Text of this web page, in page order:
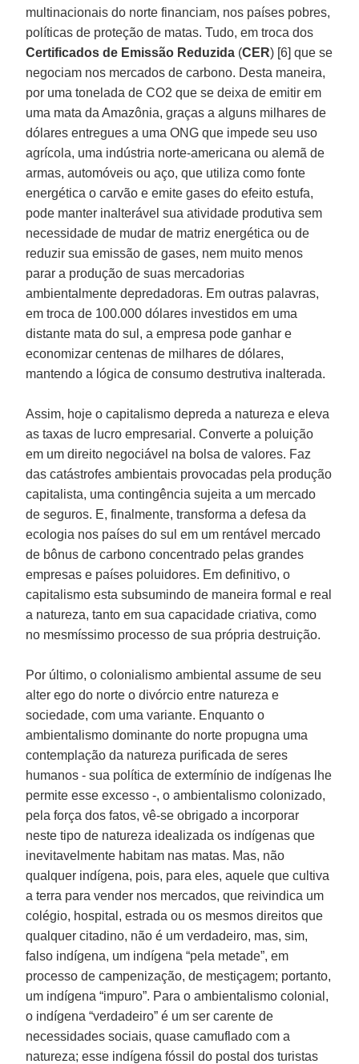
multinacionais do norte financiam, nos países pobres,
políticas de proteção de matas. Tudo, em troca dos
Certificados de Emissão Reduzida (CER) [6] que se
negociam nos mercados de carbono. Desta maneira,
por uma tonelada de CO2 que se deixa de emitir em
uma mata da Amazônia, graças a alguns milhares de
dólares entregues a uma ONG que impede seu uso
agrícola, uma indústria norte-americana ou alemã de
armas, automóveis ou aço, que utiliza como fonte
energética o carvão e emite gases do efeito estufa,
pode manter inalterável sua atividade produtiva sem
necessidade de mudar de matriz energética ou de
reduzir sua emissão de gases, nem muito menos
parar a produção de suas mercadorias
ambientalmente depredadoras. Em outras palavras,
em troca de 100.000 dólares investidos em uma
distante mata do sul, a empresa pode ganhar e
economizar centenas de milhares de dólares,
mantendo a lógica de consumo destrutiva inalterada.
Assim, hoje o capitalismo depreda a natureza e eleva
as taxas de lucro empresarial. Converte a poluição
em um direito negociável na bolsa de valores. Faz
das catástrofes ambientais provocadas pela produção
capitalista, uma contingência sujeita a um mercado
de seguros. E, finalmente, transforma a defesa da
ecologia nos países do sul em um rentável mercado
de bônus de carbono concentrado pelas grandes
empresas e países poluidores. Em definitivo, o
capitalismo esta subsumindo de maneira formal e real
a natureza, tanto em sua capacidade criativa, como
no mesmíssimo processo de sua própria destruição.
Por último, o colonialismo ambiental assume de seu
alter ego do norte o divórcio entre natureza e
sociedade, com uma variante. Enquanto o
ambientalismo dominante do norte propugna uma
contemplação da natureza purificada de seres
humanos - sua política de extermínio de indígenas lhe
permite esse excesso -, o ambientalismo colonizado,
pela força dos fatos, vê-se obrigado a incorporar
neste tipo de natureza idealizada os indígenas que
inevitavelmente habitam nas matas. Mas, não
qualquer indígena, pois, para eles, aquele que cultiva
a terra para vender nos mercados, que reivindica um
colégio, hospital, estrada ou os mesmos direitos que
qualquer citadino, não é um verdadeiro, mas, sim,
falso indígena, um indígena “pela metade”, em
processo de campenização, de mestiçagem; portanto,
um indígena “impuro”. Para o ambientalismo colonial,
o indígena “verdadeiro” é um ser carente de
necessidades sociais, quase camuflado com a
natureza; esse indígena fóssil do postal dos turistas